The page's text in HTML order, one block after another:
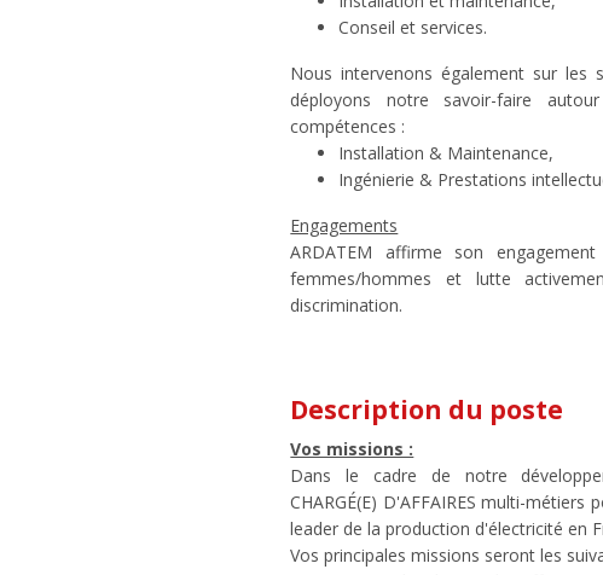
Conseil et services.
Nous intervenons également sur les
déployons notre savoir-faire
compétences :
Installation & Maintenance,
Ingénierie & Prestations
Engagements
ARDATEM affirme son
femmes/hommes et lutte
discrimination.
Description du poste
Vos missions :
Dans le cadre de notre
CHARGÉ(E) D'AFFAIRES multi-
leader de la production d'électricité en
Vos principales missions seront les